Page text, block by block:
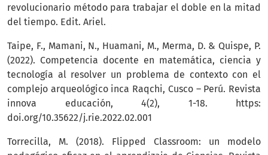
revolucionario método para trabajar el doble en la mitad
del tiempo. Edit. Ariel.
Taipe, F., Mamani, N., Huamani, M., Merma, D. & Quispe, P.
(2022). Competencia docente en matemática, ciencia y
tecnología al resolver un problema de contexto con el
complejo arqueológico inca Raqchi, Cusco – Perú. Revista
innova educación, 4(2), 1-18. https:
doi.org/10.35622/j.rie.2022.02.001
Torrecilla, M. (2018). Flipped Classroom: un modelo